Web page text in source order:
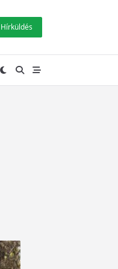
Hírküldés